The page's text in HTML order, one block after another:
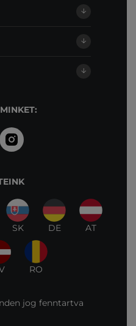
SK DE AT
RO
jog fenntartva